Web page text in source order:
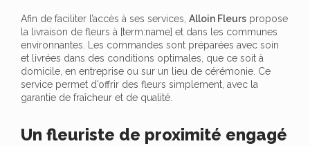
Afin de faciliter l’accès à ses services, Alloin Fleurs propose
la livraison de fleurs à [term:name] et dans les communes
environnantes. Les commandes sont préparées avec soin
et livrées dans des conditions optimales, que ce soit à
domicile, en entreprise ou sur un lieu de cérémonie. Ce
service permet d’offrir des fleurs simplement, avec la
garantie de fraîcheur et de qualité.
Un fleuriste de proximité engagé